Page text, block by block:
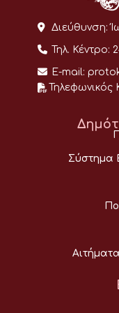
Διεύθυνση:
Τηλ. Κέντρο:
E-mail:
Τηλεφωνικός
Σύστημα